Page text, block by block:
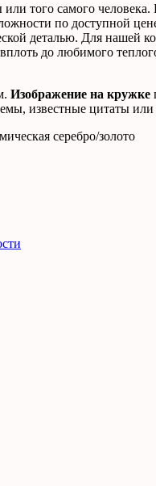
того самого
по доступной
деталью. Для нашей
до любимого
Изображение на кружке
известные цитаты
серебро/золото